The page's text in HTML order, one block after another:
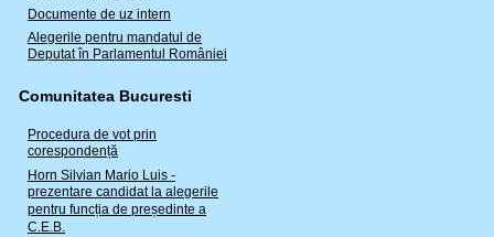
Documente de uz intern
Alegerile pentru mandatul de
Deputat în Parlamentul României
Comunitatea Bucuresti
Procedura de vot prin
corespondență
Horn Silvian Mario Luis -
prezentare candidat la alegerile
pentru funcția de președinte a
C.E.B.